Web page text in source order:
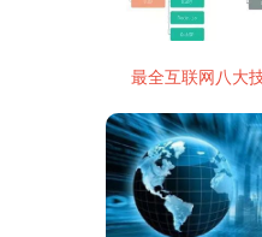
最全互联网八大